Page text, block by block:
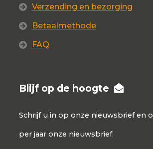
Verzending en bezorging
Betaalmethode
FAQ
Blijf op de hoogte
Schrijf u in op onze nieuwsbrief en
per jaar onze nieuwsbrief.